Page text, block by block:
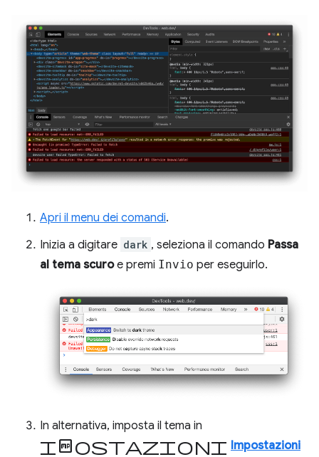
Apri il menu dei comandi.
Inizia a digitare dark , seleziona il comando Passa
al tema scuroe premi Invio per eseguirlo.
In alternativa, imposta il tema in
Impostazioni Impostazioni